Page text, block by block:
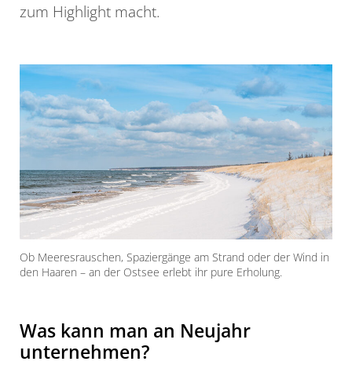
zum Highlight macht.
Ob Meeresrauschen, Spaziergänge am Strand oder der Wind in
den Haaren – an der Ostsee erlebt ihr pure Erholung.
Was kann man an Neujahr
unternehmen?